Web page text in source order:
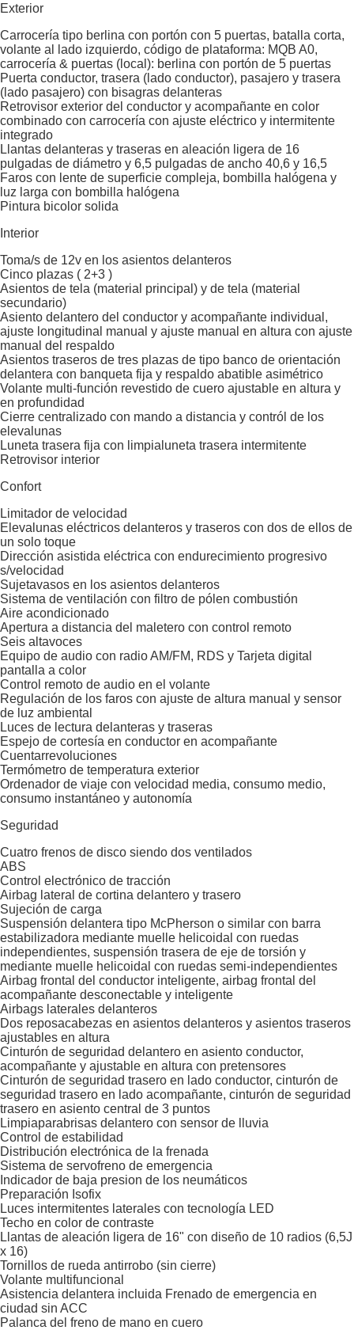
Exterior
Carrocería tipo berlina con portón con 5 puertas, batalla corta,
volante al lado izquierdo, código de plataforma: MQB A0,
carrocería & puertas (local): berlina con portón de 5 puertas
Puerta conductor, trasera (lado conductor), pasajero y trasera
(lado pasajero) con bisagras delanteras
Retrovisor exterior del conductor y acompañante en color
combinado con carrocería con ajuste eléctrico y intermitente
integrado
Llantas delanteras y traseras en aleación ligera de 16
pulgadas de diámetro y 6,5 pulgadas de ancho 40,6 y 16,5
Faros con lente de superficie compleja, bombilla halógena y
luz larga con bombilla halógena
Pintura bicolor solida
Interior
Toma/s de 12v en los asientos delanteros
Cinco plazas ( 2+3 )
Asientos de tela (material principal) y de tela (material
secundario)
Asiento delantero del conductor y acompañante individual,
ajuste longitudinal manual y ajuste manual en altura con ajuste
manual del respaldo
Asientos traseros de tres plazas de tipo banco de orientación
delantera con banqueta fija y respaldo abatible asimétrico
Volante multi-función revestido de cuero ajustable en altura y
en profundidad
Cierre centralizado con mando a distancia y contról de los
elevalunas
Luneta trasera fija con limpialuneta trasera intermitente
Retrovisor interior
Confort
Limitador de velocidad
Elevalunas eléctricos delanteros y traseros con dos de ellos de
un solo toque
Dirección asistida eléctrica con endurecimiento progresivo
s/velocidad
Sujetavasos en los asientos delanteros
Sistema de ventilación con filtro de pólen combustión
Aire acondicionado
Apertura a distancia del maletero con control remoto
Seis altavoces
Equipo de audio con radio AM/FM, RDS y Tarjeta digital
pantalla a color
Control remoto de audio en el volante
Regulación de los faros con ajuste de altura manual y sensor
de luz ambiental
Luces de lectura delanteras y traseras
Espejo de cortesía en conductor en acompañante
Cuentarrevoluciones
Termómetro de temperatura exterior
Ordenador de viaje con velocidad media, consumo medio,
consumo instantáneo y autonomía
Seguridad
Cuatro frenos de disco siendo dos ventilados
ABS
Control electrónico de tracción
Airbag lateral de cortina delantero y trasero
Sujeción de carga
Suspensión delantera tipo McPherson o similar con barra
estabilizadora mediante muelle helicoidal con ruedas
independientes, suspensión trasera de eje de torsión y
mediante muelle helicoidal con ruedas semi-independientes
Airbag frontal del conductor inteligente, airbag frontal del
acompañante desconectable y inteligente
Airbags laterales delanteros
Dos reposacabezas en asientos delanteros y asientos traseros
ajustables en altura
Cinturón de seguridad delantero en asiento conductor,
acompañante y ajustable en altura con pretensores
Cinturón de seguridad trasero en lado conductor, cinturón de
seguridad trasero en lado acompañante, cinturón de seguridad
trasero en asiento central de 3 puntos
Limpiaparabrisas delantero con sensor de lluvia
Control de estabilidad
Distribución electrónica de la frenada
Sistema de servofreno de emergencia
Indicador de baja presion de los neumáticos
Preparación Isofix
Luces intermitentes laterales con tecnología LED
Techo en color de contraste
Llantas de aleación ligera de 16" con diseño de 10 radios (6,5J
x 16)
Tornillos de rueda antirrobo (sin cierre)
Volante multifuncional
Asistencia delantera incluida Frenado de emergencia en
ciudad sin ACC
Palanca del freno de mano en cuero